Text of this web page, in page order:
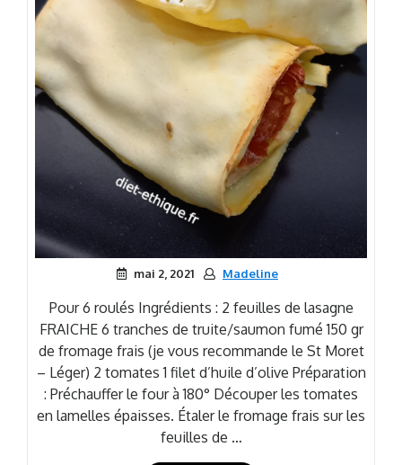
mai 2, 2021 Madeline
Pour 6 roulés Ingrédients : 2 feuilles de lasagne
FRAICHE 6 tranches de truite/saumon fumé 150 gr
de fromage frais (je vous recommande le St Moret
– Léger) 2 tomates 1 filet d’huile d’olive Préparation
: Préchauffer le four à 180° Découper les tomates
en lamelles épaisses. Étaler le fromage frais sur les
feuilles de …